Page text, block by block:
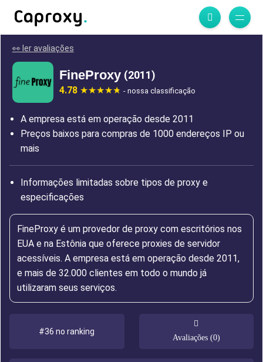
👀 ler avaliações
FineProxy (2011)
4.78 - nossa classificação
A empresa está em operação desde 2011
Preços baixos para compras de 1000 endereços IP ou
mais
Informações limitadas sobre tipos de proxy e
especificações
FineProxy é um provedor de proxy com escritórios nos
EUA e na Estônia que oferece proxies de servidor
acessíveis. A empresa está em operação desde 2011,
e mais de 32.000 clientes em todo o mundo já
utilizaram seus serviços.
#36 no ranking
Avaliações (0)